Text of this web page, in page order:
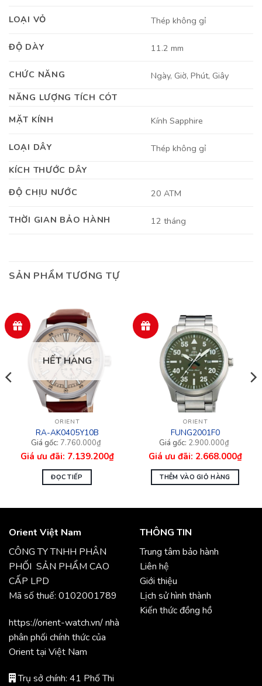
LOẠI VỎ Thép không gỉ
ĐỘ DÀY 11.2 mm
CHỨC NĂNG
Ngày, Giờ, Phút, Giây
NĂNG LƯỢNG TÍCH CÓT
MẶT KÍNH
Kính Sapphire
LOẠI DÂY
Thép không gỉ
KÍCH THƯỚC DÂY
ĐỘ CHỊU NƯỚC
20 ATM
THỜI GIAN BẢO HÀNH 12 tháng
SẢN PHẨM TƯƠNG TỰ
HẾT HÀNG
ORIENT
RA-AK0405Y10B
7.760.000₫
gốc
là: 7.139.200₫
hiện
tại
7.139.200₫.ĐỌC TIẾP
ORIENT
FUNG2001F0
2.900.000₫
gốc
là: 2.668.000₫
hiện
tại
2.668.000₫.
THÊM VÀO GIỎ HÀNG
Orient Việt Nam
CÔNG TY TNHH PHÂN
PHỐI SẢN PHẨM CAO
CẤP LPD
Mã số thuế: 0102001789
https://orient-watch.vn/ nhà
phân phối chính thức của
Orient tại Việt Nam
Trụ sở chính: 41 Phố Thi
THÔNG TIN
Trung tâm bảo hành
Liên hệ
Giới thiệu
Lịch sử hình thành
Kiến thức đồng hồ